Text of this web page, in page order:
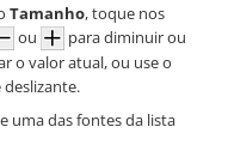
Tamanho, toque nos
ou
para diminuir ou
o valor atual, ou use o
uma das fontes da lista